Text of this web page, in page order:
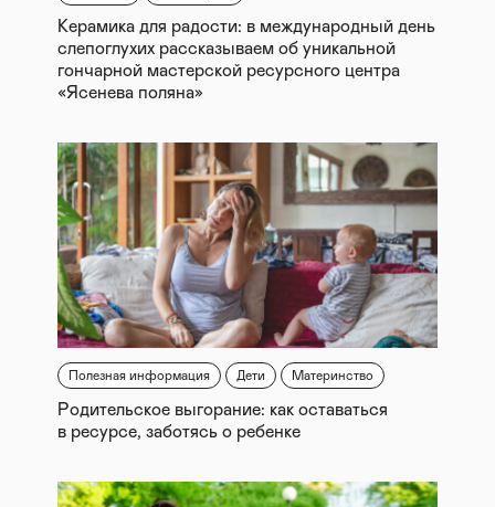
Керамика для радости: в международный день
слепоглухих рассказываем об уникальной
гончарной мастерской ресурсного центра
«Ясенева поляна»
Полезная информация Дети Материнство
Родительское выгорание: как оставаться
в ресурсе, заботясь о ребенке